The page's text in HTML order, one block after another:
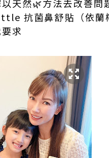
天然🌿方法去改善問
抗菌鼻舒貼（依蘭
求